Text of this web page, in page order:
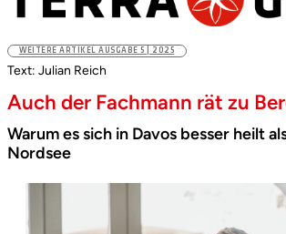
WEITERE ARTIKEL AUSGABE 5 | 2025
Text: Julian Reich
Auch der Fachmann rät zu
Warum es sich in Davos besser heilt
Nordsee